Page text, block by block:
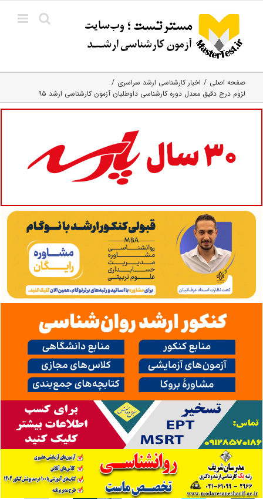
content
صفحه اصلی
اخبار کارشناسی ارشد سراسری
لزوم درج دقیق معدل دوره کارشناسی داوطلبان آزمون کارشناسی ارشد ۹۵